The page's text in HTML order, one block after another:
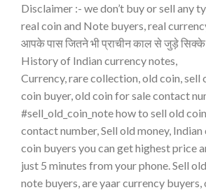
Disclaimer :- we don’t buy or sell any
real coin and Note buyers, real
आपके पास जितने भी प्राचीन काल से जुड़े सिक्के
History of Indian currency notes,
Currency, rare collection, old coin,
coin buyer, old coin for sale contact
#sell_old_coin_note how to sell old
contact number, Sell old money,
coin buyers you can get highest price
just 5 minutes from your phone. Sell
note buyers, are yaar currency